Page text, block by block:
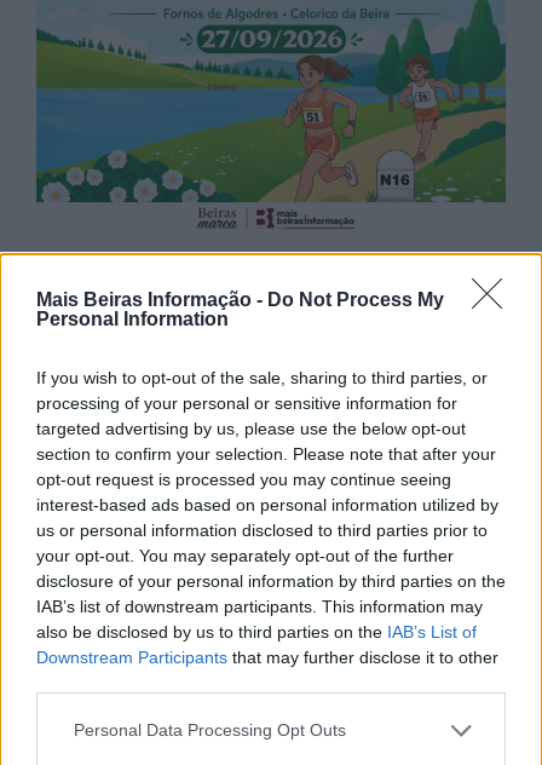
Mais Beiras Informação - Do Not Process My
Personal Information
If you wish to opt-out of the sale, sharing to third parties, or
processing of your personal or sensitive information for
targeted advertising by us, please use the below opt-out
section to confirm your selection. Please note that after your
opt-out request is processed you may continue seeing
interest-based ads based on personal information utilized by
us or personal information disclosed to third parties prior to
your opt-out. You may separately opt-out of the further
disclosure of your personal information by third parties on the
IAB’s list of downstream participants. This information may
also be disclosed by us to third parties on the IAB’s List of
Downstream Participants that may further disclose it to other
Personal Data Processing Opt Outs